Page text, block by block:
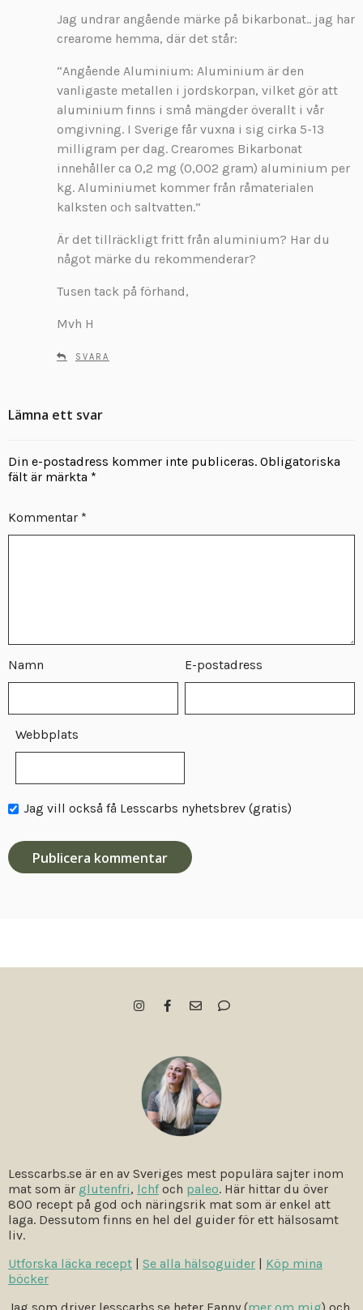
e
r
Jag undrar angående märke på bikarbonat.. jag har
crearome hemma, där det står:
“Angående Aluminium: Aluminium är den
vanligaste metallen i jordskorpan, vilket gör att
aluminium finns i små mängder överallt i vår
omgivning. I Sverige får vuxna i sig cirka 5-13
milligram per dag. Crearomes Bikarbonat
innehåller ca 0,2 mg (0,002 gram) aluminium per
kg. Aluminiumet kommer från råmaterialen
kalksten och saltvatten.”
Är det tillräckligt fritt från aluminium? Har du
något märke du rekommenderar?
Tusen tack på förhand,
Mvh H
SVARA
Lämna ett svar
Din e-postadress kommer inte publiceras. Obligatoriska
fält är märkta *
Kommentar *
Namn E-postadress
Webbplats
Jag vill också få Lesscarbs nyhetsbrev (gratis)
Lesscarbs.se är en av Sveriges mest populära sajter inom
mat som är glutenfri, lchfoch paleo. Här hittar du över
800 recept på god och näringsrik mat som är enkel att
laga. Dessutom finns en hel del guider för ett hälsosamt
liv.
Utforska läcka recept | Se alla hälsoguider | Köp mina
böcker
Jag som driver lesscarbs.se heter Fanny (mer om mig) och